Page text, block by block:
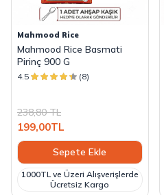
Mahmood Rice
Mahmood Rice Basmati
Pirinç 900 G
4.5 (8)
238,80TL
199,00TL
Sepete Ekle
1000TL ve Üzeri Alışverişlerde
Ücretsiz Kargo